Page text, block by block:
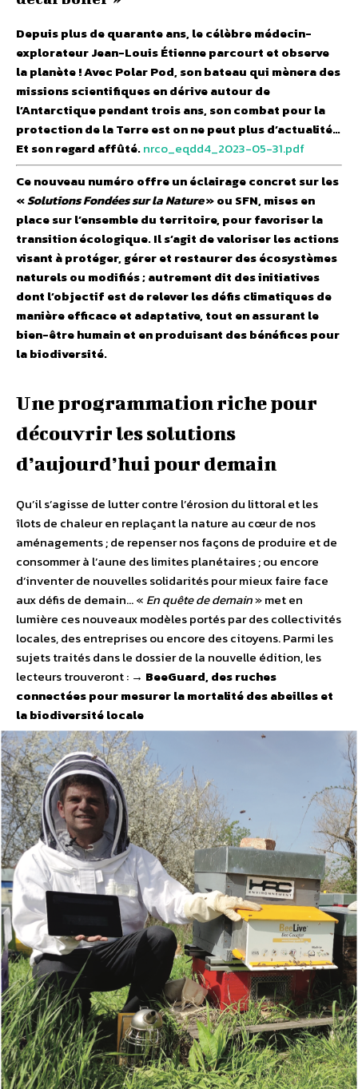
Depuis plus de quarante ans, le célèbre médecin-
explorateur Jean-Louis Étienne parcourt et observe
la planète ! Avec Polar Pod, son bateau qui mènera des
missions scientifiques en dérive autour de
l’Antarctique pendant trois ans, son combat pour la
protection de la Terre est on ne peut plus d’actualité…
Et son regard affûté.nrco_eqdd4_2023-05-31.pdf
Ce nouveau numéro offre un éclairage concret sur les
«Solutions Fondées sur la Nature» ou SFN, mises en
place sur l’ensemble du territoire, pour favoriser la
transition écologique. Il s’agit de valoriser les actions
visant à protéger, gérer et restaurer des écosystèmes
naturels ou modifiés ; autrement dit des initiatives
dont l’objectif est de relever les défis climatiques de
manière efficace et adaptative, tout en assurant le
bien-être humain et en produisant des bénéfices pour
la biodiversité.
Une programmation riche pour
découvrir les solutions
d’aujourd’hui pour demain
Qu’il s’agisse de lutter contre l’érosion du littoral et les
îlots de chaleur en replaçant la nature au cœur de nos
aménagements ; de repenser nos façons de produire et de
consommer à l’aune des limites planétaires ; ou encore
d’inventer de nouvelles solidarités pour mieux faire face
aux défis de demain… « En quête de demain» met en
lumière ces nouveaux modèles portés par des collectivités
locales, des entreprises ou encore des citoyens. Parmi les
sujets traités dans le dossier de la nouvelle édition, les
lecteurs trouveront : → BeeGuard, des ruches
connectées pour mesurer la mortalité des abeilles et
la biodiversité locale